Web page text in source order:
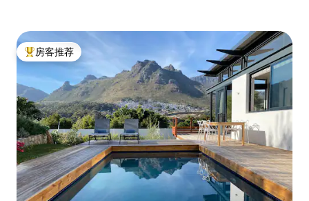
热门「房客推荐」
房客推荐